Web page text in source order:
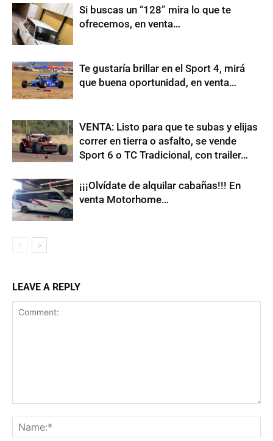
Si buscas un “128” mira lo que te
ofrecemos, en venta…
Te gustaría brillar en el Sport 4, mirá
que buena oportunidad, en venta…
VENTA: Listo para que te subas y elijas
correr en tierra o asfalto, se vende
Sport 6 o TC Tradicional, con trailer…
¡¡¡Olvídate de alquilar cabañas!!! En
venta Motorhome…
LEAVE A REPLY